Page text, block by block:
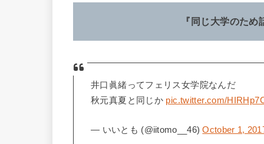
『同じ大学のた
井口眞緒ってフェリス女学院なんだ
秋元真夏と同じか pic.twitter.com/
— いいとも (@iitomo__46)October 1,